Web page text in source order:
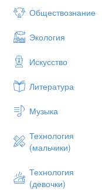
Обществознание
Экология
Искусство
Литература
Музыка
Технология
(мальчики)
Технология
(девочки)